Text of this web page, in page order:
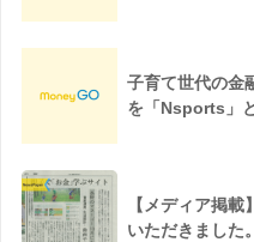
子育て世代の金
を「Nsports」
【メディア掲
いただきました。